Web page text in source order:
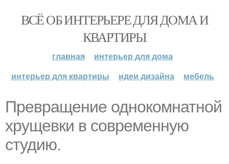
ВСЁ ОБ ИНТЕРЬЕРЕ ДЛЯ ДОМА И
КВАРТИРЫ
главная
интерьер для дома
интерьер для квартиры
идеи дизайна мебель
Превращение однокомнатной
хрущевки в современную
студию.